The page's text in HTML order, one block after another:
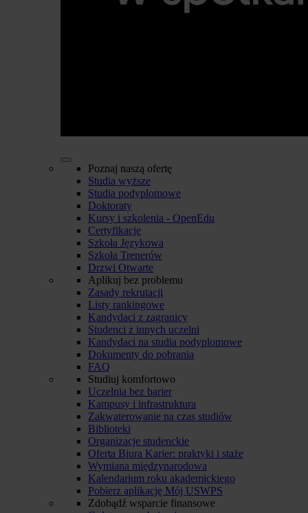
Poznaj naszą ofertę
Studia wyższe
Studia podyplomowe
Doktoraty
Kursy i szkolenia - OpenEdu
Certyfikacje
Szkoła Językowa
Szkoła Trenerów
Drzwi Otwarte
Aplikuj bez problemu
Zasady rekrutacji
Listy rankingowe
Kandydaci z zagranicy
Studenci z innych uczelni
Kandydaci na studia podyplomowe
Dokumenty do pobrania
FAQ
Studiuj komfortowo
Uczelnia bez barier
Kampusy i infrastruktura
Zakwaterowanie na czas studiów
Biblioteki
Organizacje studenckie
Oferta Biura Karier: praktyki i staże
Wymiana międzynarodowa
Kalendarium roku akademickiego
Pobierz aplikację Mój USWPS
Zdobądź wsparcie finansowe